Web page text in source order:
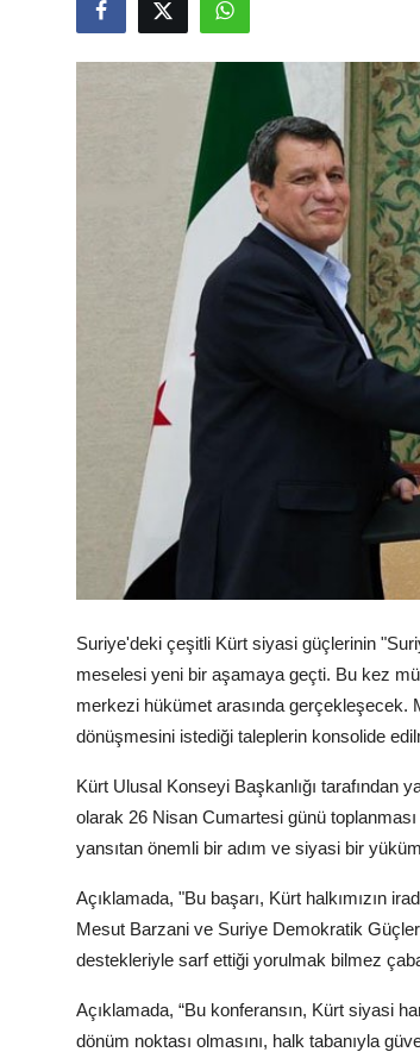
Kurdi
Suriye'deki çeşitli Kürt siyasi güçlerinin
meselesi yeni bir aşamaya geçti. Bu kez
merkezi hükümet arasında gerçekleşecek.
dönüşmesini istediği taleplerin konsolide
Kürt Ulusal Konseyi Başkanlığı tarafından
olarak 26 Nisan Cumartesi günü toplanması
yansıtan önemli bir adım ve siyasi bir
Açıklamada, "Bu başarı, Kürt halkımızın
Mesut Barzani ve Suriye Demokratik
destekleriyle sarf ettiği yorulmak bilmez
Açıklamada, “Bu konferansın, Kürt siyasi
dönüm noktası olmasını, halk tabanıyla